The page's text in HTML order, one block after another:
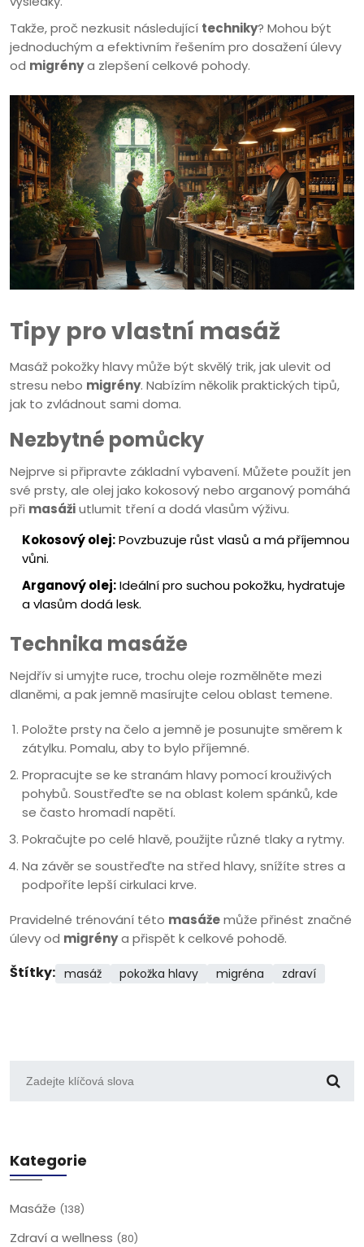
Takže, proč nezkusit následující techniky? Mohou být
jednoduchým a efektivním řešením pro dosažení úlevy
od migrénya zlepšení celkové pohody.
Tipy pro vlastní masáž
Masáž pokožky hlavy může být skvělý trik, jak ulevit od
stresu nebo migrény. Nabízím několik praktických tipů,
jak to zvládnout sami doma.
Nezbytné pomůcky
Nejprve si připravte základní vybavení. Můžete použít jen
své prsty, ale olej jako kokosový nebo arganový pomáhá
při masážiutlumit tření a dodá vlasům výživu.
Kokosový olej:Povzbuzuje růst vlasů a má příjemnou
vůni.
Arganový olej:Ideální pro suchou pokožku, hydratuje
a vlasům dodá lesk.
Technika masáže
Nejdřív si umyjte ruce, trochu oleje rozmělněte mezi
dlaněmi, a pak jemně masírujte celou oblast temene.
Položte prsty na čelo a jemně je posunujte směrem k
zátylku. Pomalu, aby to bylo příjemné.
Propracujte se ke stranám hlavy pomocí krouživých
pohybů. Soustřeďte se na oblast kolem spánků, kde
se často hromadí napětí.
Pokračujte po celé hlavě, použijte různé tlaky a rytmy.
Na závěr se soustřeďte na střed hlavy, snížíte stres a
podpoříte lepší cirkulaci krve.
Pravidelné trénování této masážemůže přinést značné
úlevy od migrénya přispět k celkové pohodě.
Štítky: masáž pokožka hlavy migréna zdraví
Kategorie
Masáže (138)
Zdraví a wellness (80)